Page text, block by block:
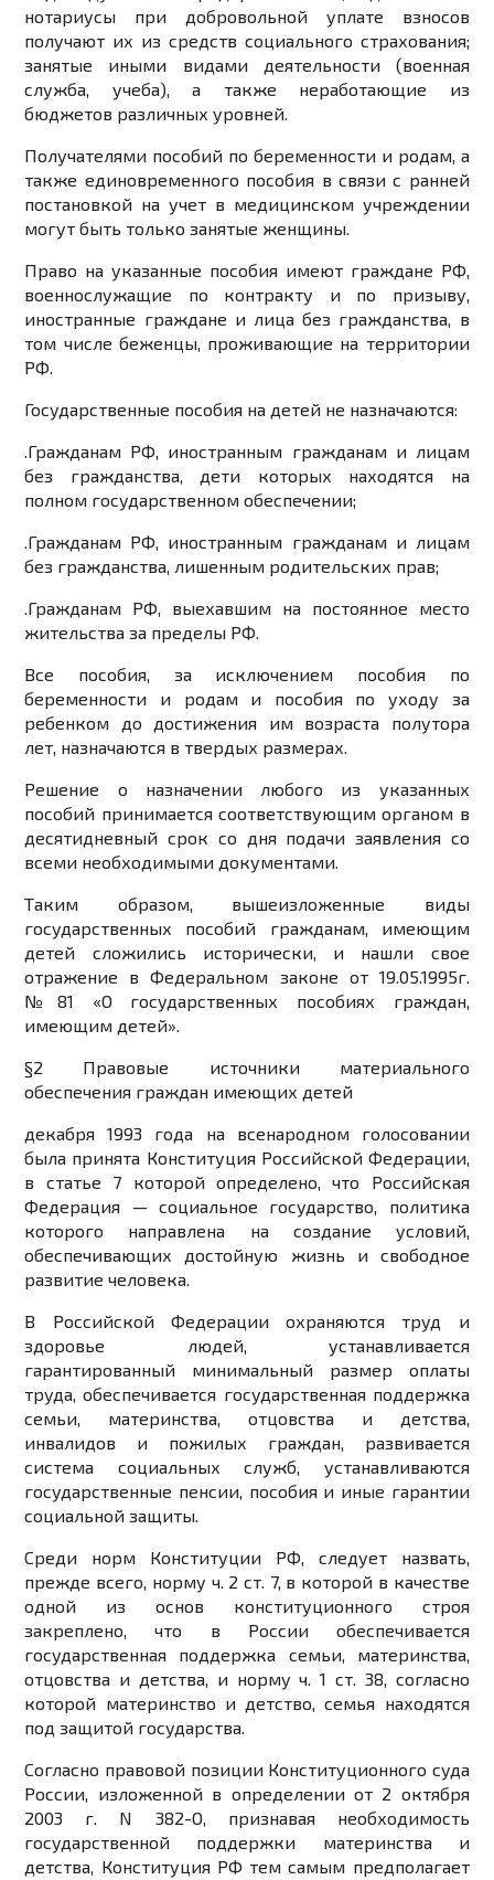
нотариусы при добровольной уплате взносов
получают их из средств социального страхования;
занятые иными видами деятельности (военная
служба, учеба), а также неработающие из
бюджетов различных уровней.
Получателями пособий по беременности и родам, а
также единовременного пособия в связи с ранней
постановкой на учет в медицинском учреждении
могут быть только занятые женщины.
Право на указанные пособия имеют граждане РФ,
военнослужащие по контракту и по призыву,
иностранные граждане и лица без гражданства, в
том числе беженцы, проживающие на территории
РФ.
Государственные пособия на детей не назначаются:
.Гражданам РФ, иностранным гражданам и лицам
без гражданства, дети которых находятся на
полном государственном обеспечении;
.Гражданам РФ, иностранным гражданам и лицам
без гражданства, лишенным родительских прав;
.Гражданам РФ, выехавшим на постоянное место
жительства за пределы РФ.
Все пособия, за исключением пособия по
беременности и родам и пособия по уходу за
ребенком до достижения им возраста полутора
лет, назначаются в твердых размерах.
Решение о назначении любого из указанных
пособий принимается соответствующим органом в
десятидневный срок со дня подачи заявления со
всеми необходимыми документами.
Таким образом, вышеизложенные виды
государственных пособий гражданам, имеющим
детей сложились исторически, и нашли свое
отражение в Федеральном законе от 19.05.1995г.
№81 «О государственных пособиях граждан,
имеющим детей».
§2 Правовые источники материального
обеспечения граждан имеющих детей
декабря 1993 года на всенародном голосовании
была принята Конституция Российской Федерации,
в статье 7 которой определено, что Российская
Федерация — социальное государство, политика
которого направлена на создание условий,
обеспечивающих достойную жизнь и свободное
развитие человека.
В Российской Федерации охраняются труд и
здоровье людей, устанавливается
гарантированный минимальный размер оплаты
труда, обеспечивается государственная поддержка
семьи, материнства, отцовства и детства,
инвалидов и пожилых граждан, развивается
система социальных служб, устанавливаются
государственные пенсии, пособия и иные гарантии
социальной защиты.
Среди норм Конституции РФ, следует назвать,
прежде всего, норму ч. 2 ст. 7, в которой в качестве
одной из основ конституционного строя
закреплено, что в России обеспечивается
государственная поддержка семьи, материнства,
отцовства и детства, и норму ч. 1 ст. 38, согласно
которой материнство и детство, семья находятся
под защитой государства.
Согласно правовой позиции Конституционного суда
России, изложенной в определении от 2 октября
2003 г. N 382-О, признавая необходимость
государственной поддержки материнства и
детства, Конституция РФ тем самым предполагает